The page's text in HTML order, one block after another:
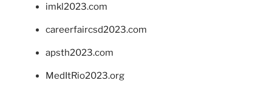
imkl2023.com
careerfaircsd2023.com
apsth2023.com
MedItRio2023.org